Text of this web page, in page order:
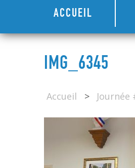
ACCUEIL
IMG_6345
Accueil > Journée